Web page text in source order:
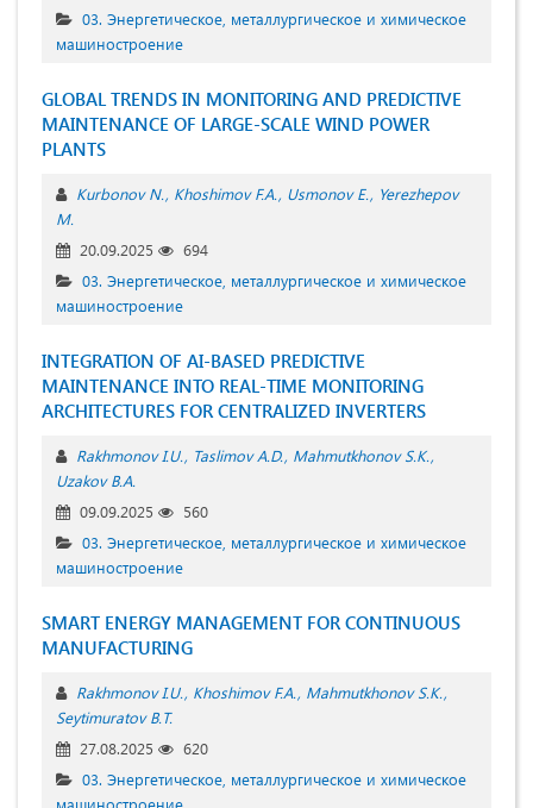
03. Энергетическое, металлургическое и химическое
машиностроение
GLOBAL TRENDS IN MONITORING AND PREDICTIVE
MAINTENANCE OF LARGE-SCALE WIND POWER
PLANTS
Kurbonov N. Khoshimov F.A. Usmonov E. Yerezhepov
M.
20.09.2025
694
03. Энергетическое, металлургическое и химическое
машиностроение
INTEGRATION OF AI-BASED PREDICTIVE
MAINTENANCE INTO REAL-TIME MONITORING
ARCHITECTURES FOR CENTRALIZED INVERTERS
Rakhmonov I.U. Taslimov A.D. Mahmutkhonov S.K.
Uzakov B.A.
09.09.2025
560
03. Энергетическое, металлургическое и химическое
машиностроение
SMART ENERGY MANAGEMENT FOR CONTINUOUS
MANUFACTURING
Rakhmonov I.U. Khoshimov F.A. Mahmutkhonov S.K.
Seytimuratov B.T.
27.08.2025
620
03. Энергетическое, металлургическое и химическое